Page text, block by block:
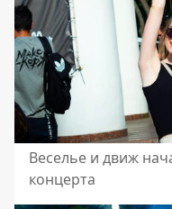
Веселье и движ
концерта